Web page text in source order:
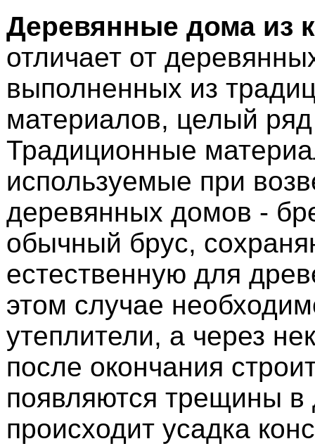
Деревянные дома из
отличает от
выполненных из
материалов, целый
Традиционные
используемые при
деревянных домов -
обычный брус,
естественную для
этом случае
утеплители, а через
после окончания
появляются трещины в
происходит усадка